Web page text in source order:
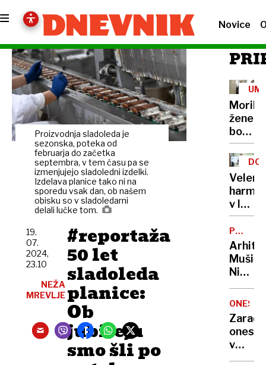
Novice
Proizvodnja sladoleda je
sezonska, poteka od
februarja do začetka
septembra, v tem času pa se
izmenjujejo sladoledni izdelki.
Izdelava planice tako ni na
sporedu vsak dan, ob našem
obisku so v sladoledarni
delali lučke tom.
#reportaža
50 let
sladoleda
planice:
Ob
jubileju
smo šli po
19.
07.
2024,
23.10
NEŽA
MREVLJE
žene
bo
sedel
21
let
v lov
na
nov
rekord
CENTER
Mušič:
Nikoli
nisem
da je
to v
moji
Zaradi
v
delu